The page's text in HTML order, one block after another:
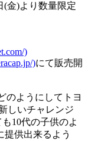
(金)より数量限定
)
)にて販売開
のようにしてトヨ
しいチャレンジ
10代の子供のよ
提供出来るよう